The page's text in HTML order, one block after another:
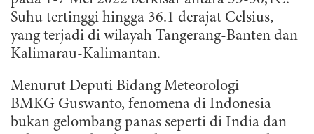
Suhu tertinggi hingga 36.1 derajat Celsius,
yang terjadi di wilayah Tangerang-Banten dan
Kalimarau-Kalimantan.
Menurut Deputi Bidang Meteorologi
BMKG Guswanto, fenomena di Indonesia
bukan gelombang panas seperti di India dan